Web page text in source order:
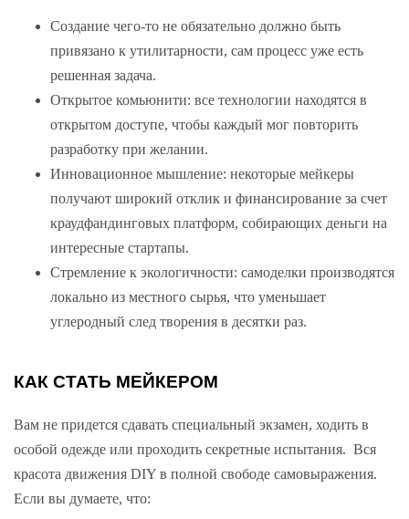
Создание чего-то не обязательно должно быть
привязано к утилитарности, сам процесс уже есть
решенная задача.
Открытое комьюнити: все технологии находятся в
открытом доступе, чтобы каждый мог повторить
разработку при желании.
Инновационное мышление: некоторые мейкеры
получают широкий отклик и финансирование за счет
краудфандинговых платформ, собирающих деньги на
интересные стартапы.
Стремление к экологичности: самоделки производятся
локально из местного сырья, что уменьшает
углеродный след творения в десятки раз.
КАК СТАТЬ МЕЙКЕРОМ
Вам не придется сдавать специальный экзамен, ходить в
особой одежде или проходить секретные испытания. Вся
красота движения DIY в полной свободе самовыражения.
Если вы думаете, что: